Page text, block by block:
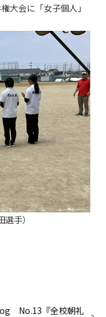
大会に「女子個人」
手）
No.13『全校朝礼